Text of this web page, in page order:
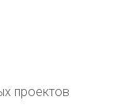
проектов